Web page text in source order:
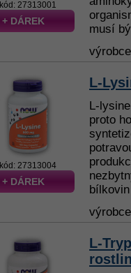
kód: 27313001
+ DÁREK
musí
kód: 27313004
+ DÁREK
L-
L-
proto
L-